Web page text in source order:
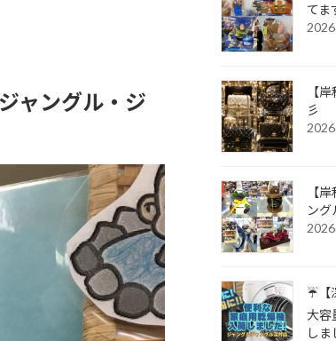
ャングル・ジ
てま
【
彡
【
ング
☔【
大容
しま